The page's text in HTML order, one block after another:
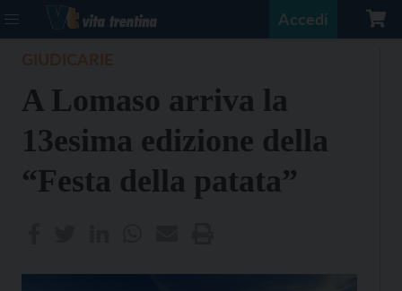
Accedi
A Lomaso arriva la
13esima edizione della
“Festa della patata”